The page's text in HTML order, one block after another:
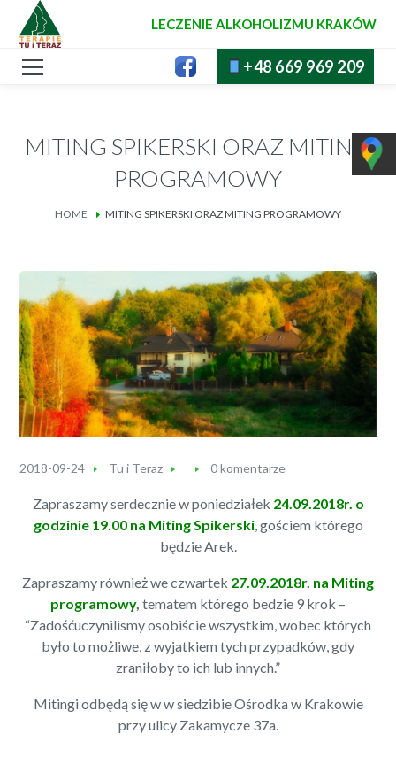
LECZENIE ALKOHOLIZMU KRAKÓW
+48 669 969 209
MITING SPIKERSKI ORAZ MITING
PROGRAMOWY
HOME MITING SPIKERSKI ORAZ MITING PROGRAMOWY
2018-09-24 Tu i Teraz 0 komentarze
Zapraszamy serdecznie w poniedziałek 24.09.2018r. o
godzinie 19.00 na Miting Spikerski, gościem którego
będzie Arek.
Zapraszamy również we czwartek 27.09.2018r. na Miting
programowy, tematem którego bedzie 9 krok –
“Zadośćuczynilismy osobiście wszystkim, wobec których
było to możliwe, z wyjatkiem tych przypadków, gdy
zraniłoby to ich lub innych.”
Mitingi odbędą się w w siedzibie Ośrodka w Krakowie
przy ulicy Zakamycze 37a.